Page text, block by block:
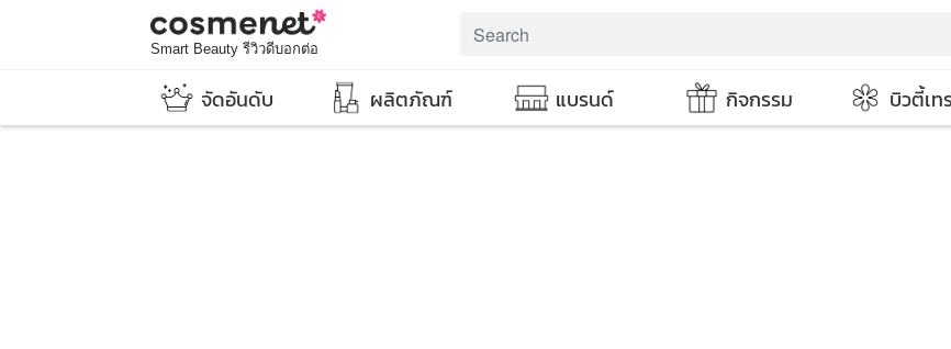
Smart Beauty รีวิวดีบอกต่อ
จัดอันดับ ผลิตภัณฑ์ แบรนด์ กิจกรรม บิวตี้เท